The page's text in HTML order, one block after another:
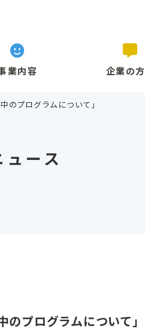
業内容 企業の
のプログラムについて」
ュース
プログラムについて」